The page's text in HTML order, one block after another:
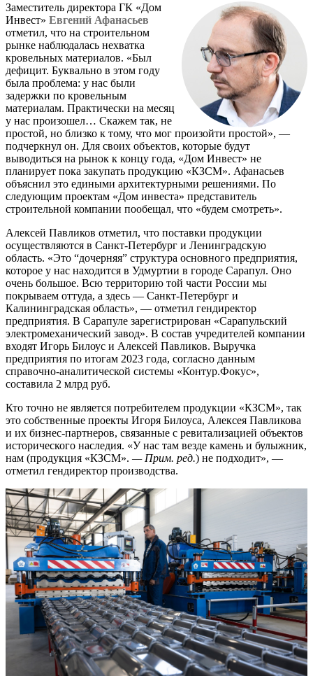
Заместитель директора ГК «Дом
Инвест» Евгений Афанасьев
отметил, что на строительном
рынке наблюдалась нехватка
кровельных материалов. «Был
дефицит. Буквально в этом году
была проблема: у нас были
задержки по кровельным
материалам. Практически на месяц
у нас произошел… Скажем так, не
простой, но близко к тому, что мог произойти простой», —
подчеркнул он. Для своих объектов, которые будут
выводиться на рынок к концу года, «Дом Инвест» не
планирует пока закупать продукцию «КЗСМ». Афанасьев
объяснил это едиными архитектурными решениями. По
следующим проектам «Дом инвеста» представитель
строительной компании пообещал, что «будем смотреть».
Алексей Павликов отметил, что поставки продукции
осуществляются в Санкт-Петербург и Ленинградскую
область. «Это “дочерняя” структура основного предприятия,
которое у нас находится в Удмуртии в городе Сарапул. Оно
очень большое. Всю территорию той части России мы
покрываем оттуда, а здесь — Санкт-Петербург и
Калининградская область», — отметил гендиректор
предприятия. В Сарапуле зарегистрирован «Сарапульский
электромеханический завод». В состав учредителей компании
входят Игорь Билоус и Алексей Павликов. Выручка
предприятия по итогам 2023 года, согласно данным
справочно-аналитической системы «Контур.Фокус»,
составила 2 млрд руб.
Кто точно не является потребителем продукции «КЗСМ», так
это собственные проекты Игоря Билоуса, Алексея Павликова
и их бизнес-партнеров, связанные с ревитализацией объектов
исторического наследия. «У нас там везде камень и булыжник,
нам (продукция «КЗСМ». — Прим. ред.) не подходит», —
отметил гендиректор производства.